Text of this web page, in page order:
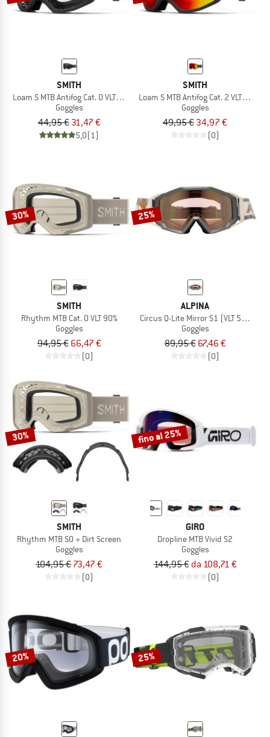
SMITH
Loam S MTB Antifog Cat. 0 VLT 90%
Goggles
44,95 € 31,47 €
5,0(1)
SMITH
Loam S MTB Antifog Cat. 2 VLT 25%
Goggles
49,95 € 34,97 €
(0)
30%
SMITH
Rhythm MTB Cat. 0 VLT 90%
Goggles
94,95 € 66,47 €
(0)
25%
ALPINA
Circus Q-Lite Mirror S1 (VLT 51%) +
Goggles
89,95 € 67,46 €
(0)
30%
SMITH
Rhythm MTB S0 + Dirt Screen
Goggles
104,95 € 73,47 €
(0)
fino al 25%
GIRO
Dropline MTB Vivid S2
Goggles
144,95 € da 108,71 €
(0)
20% 25%